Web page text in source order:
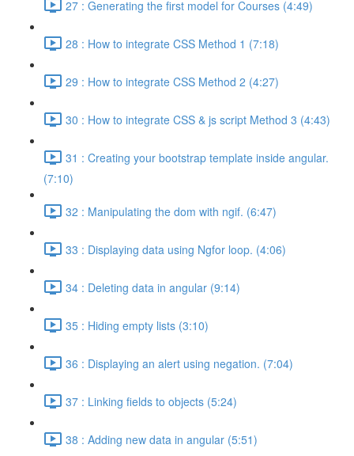
27 : Generating the first model for Courses (4:49)
28 : How to integrate CSS Method 1 (7:18)
29 : How to integrate CSS Method 2 (4:27)
30 : How to integrate CSS & js script Method 3 (4:43)
31 : Creating your bootstrap template inside angular.
(7:10)
32 : Manipulating the dom with ngif. (6:47)
33 : Displaying data using Ngfor loop. (4:06)
34 : Deleting data in angular (9:14)
35 : Hiding empty lists (3:10)
36 : Displaying an alert using negation. (7:04)
37 : Linking fields to objects (5:24)
38 : Adding new data in angular (5:51)